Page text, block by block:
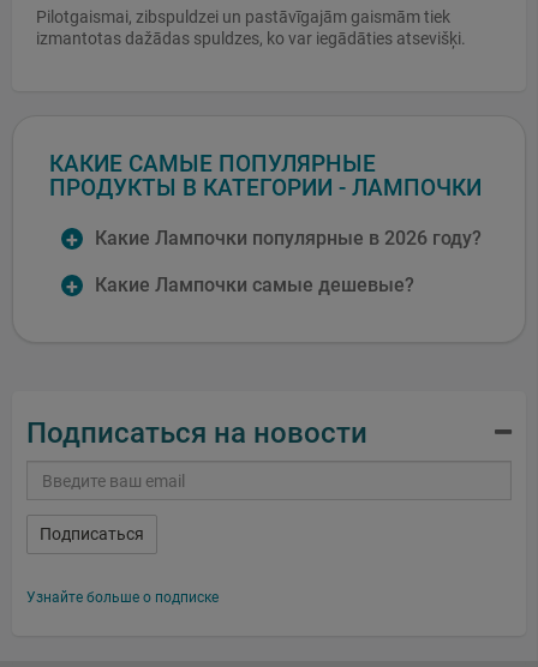
Pilotgaismai, zibspuldzei un pastāvīgajām gaismām tiek
izmantotas dažādas spuldzes, ko var iegādāties atsevišķi.
КАКИЕ САМЫЕ ПОПУЛЯРНЫЕ
ПРОДУКТЫ В КАТЕГОРИИ - ЛАМПОЧКИ
Какие Лампочки популярные в 2026 году?
Какие Лампочки самые дешевые?
Подписаться на новости
Подписаться
Узнайте больше о подписке